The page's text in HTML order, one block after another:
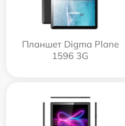
Планшет Digma Plane
1596 3G